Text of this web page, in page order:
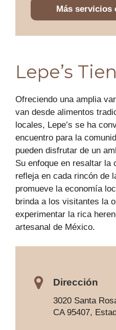
Más servicios
Lepe’s
Ofreciendo una amplia
van desde alimentos
locales, Lepe’s se ha
encuentro para la
pueden disfrutar de un
Su enfoque en resaltar la
refleja en cada rincón de
promueve la economía
brinda a los visitantes la
experimentar la rica
artesanal de México.
Dirección
3020 Santa
CA 95407,